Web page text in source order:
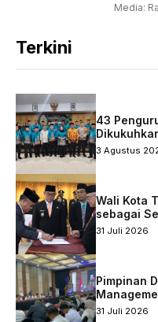
Media:
Terkini
43
Qurani
3 Agustus
Wali Kota
sebagai
31 Juli 2026
Pimpinan
31 Juli 2026